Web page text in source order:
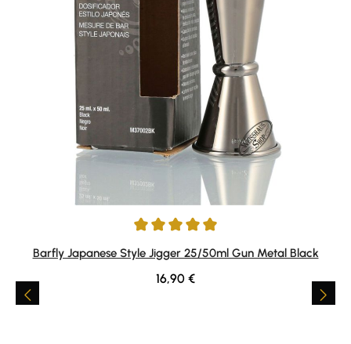
Durchschnittliche Bewertung von 5 von 5 Sternen
Barfly Japanese Style Jigger 25/50ml Gun Metal Black
Regulärer Preis:
16,90 €